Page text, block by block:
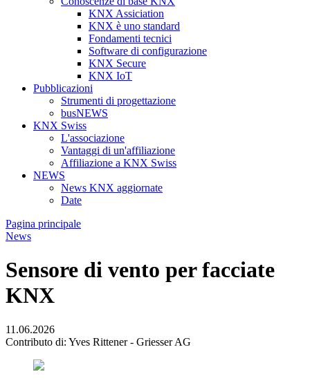
KNX Assiciation
KNX è uno standard
Fondamenti tecnici
Software di configurazione
KNX Secure
KNX IoT
Pubblicazioni
Strumenti di progettazione
busNEWS
KNX Swiss
L'associazione
Vantaggi di un'affiliazione
Affiliazione a KNX Swiss
NEWS
News KNX aggiornate
Date
Pagina principale
News
Sensore di vento per facciate
KNX
11.06.2026
Contributo di: Yves Rittener - Griesser AG